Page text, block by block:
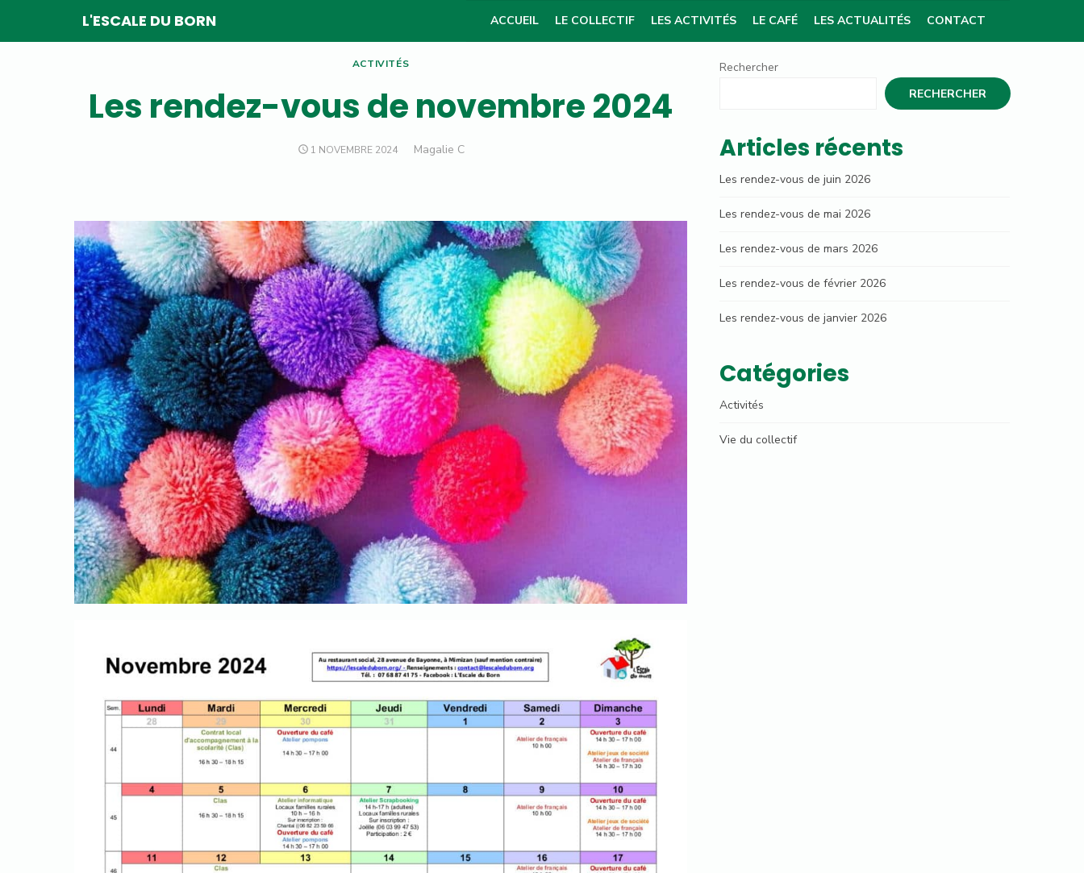
L'ESCALE DU BORN ACCUEIL LE COLLECTIF LES ACTIVITÉS LE CAFÉ LES ACTUALITÉS CONTACT
ACTIVITÉS
Les rendez-vous de novembre 2024
POSTED
1 NOVEMBRE 2024 Author
Magalie C
Rechercher
RECHERCHER
Articles récents
Les rendez-vous de juin 2026
Les rendez-vous de mai 2026
Les rendez-vous de mars 2026
Les rendez-vous de février 2026
Les rendez-vous de janvier 2026
Catégories
Activités
Vie du collectif